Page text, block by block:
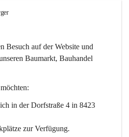
Besuch auf der Website und
Baumarkt, Bauhandel
in der Dorfstraße 4 in 8423
zur Verfügung.